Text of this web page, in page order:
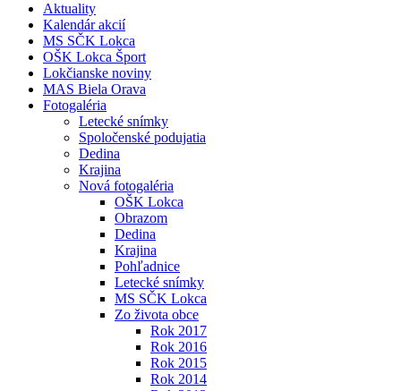
Aktuality
Kalendár akcií
MS SČK Lokca
OŠK Lokca Šport
Lokčianske noviny
MAS Biela Orava
Fotogaléria
Letecké snímky
Spoločenské podujatia
Dedina
Krajina
Nová fotogaléria
OŠK Lokca
Obrazom
Dedina
Krajina
Pohľadnice
Letecké snímky
MS SČK Lokca
Zo života obce
Rok 2017
Rok 2016
Rok 2015
Rok 2014